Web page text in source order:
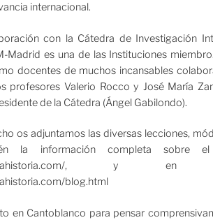
internacional.
con la Cátedra de Investigación
Madrid es una de las Instituciones
docentes de muchos incansables
profesores Valerio Rocco y José María
de la Cátedra (Ángel Gabilondo).
os adjuntamos las diversas lecciones,
la información completa sobre
blog.html
en Cantoblanco para pensar